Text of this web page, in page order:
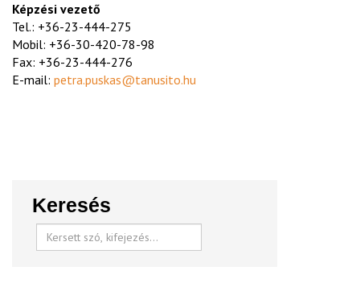
Képzési vezető
Tel.: +36-23-444-275
Mobil: +36-30-420-78-98
Fax: +36-23-444-276
E-mail: petra.puskas@tanusito.hu
Keresés